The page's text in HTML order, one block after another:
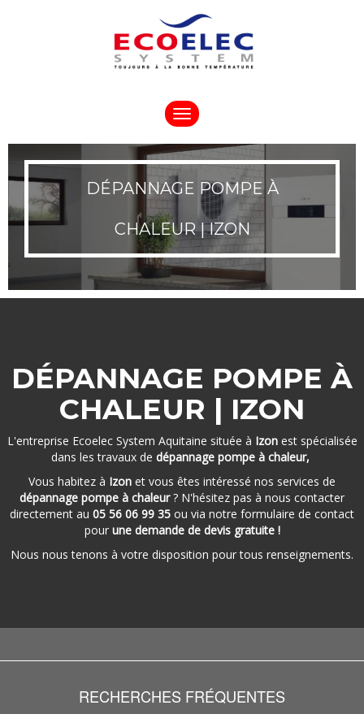
Toggle
navigation
DÉPANNAGE POMPE À
CHALEUR | IZON
DÉPANNAGE POMPE À
CHALEUR | IZON
L'entreprise Ecoelec System Aquitaine située à Izon est spécialisée
dans les travaux de dépannage pompe à chaleur,
Vous habitez à Izon et vous êtes intéressé nos services de
dépannage pompe à chaleur? N'hésitez pas à nous contacter
directement au 05 56 06 99 35 ou via notre formulaire de contact
pourune demande de devis gratuite !
Nous nous tenons à votre disposition pour tous renseignements.
RECHERCHES FRÉQUENTES